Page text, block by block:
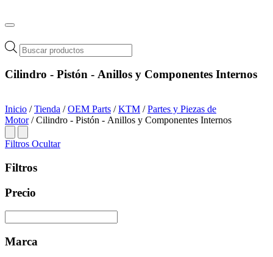
Búsqueda
de
productos
Cilindro - Pistón - Anillos y Componentes Internos
Inicio /Tienda /OEM Parts /KTM /Partes y Piezas de
Motor/ Cilindro - Pistón - Anillos y Componentes Internos
Filtros Ocultar
Filtros
Precio
Marca